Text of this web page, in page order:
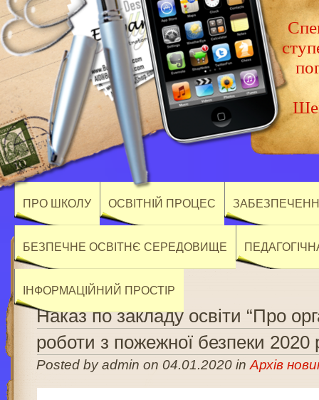
ПРО ШКОЛУ ОСВІТНІЙ ПРОЦЕС
БЕЗПЕЧНЕ ОСВІТНЄ СЕРЕДОВИЩЕ
ІНФОРМАЦІЙНИЙ ПРОСТІР
Наказ по закладу освіти “Про
роботи з пожежної безпеки 2020
Posted by admin on 04.01.2020 inАрхів